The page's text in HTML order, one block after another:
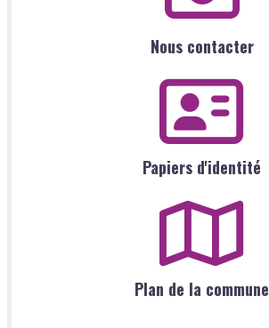
Nous contacter
Papiers d'identité
Plan de la commune